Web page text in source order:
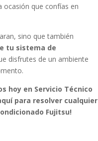
ocasión que confías en
sino que también
tu sistema de
disfrutes de un ambiente
hoy en Servicio Técnico
para resolver cualquier
Fujitsu!